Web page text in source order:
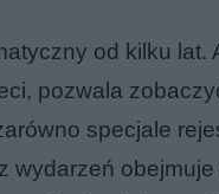
od kilku
pozwala
specjale
wydarzeń